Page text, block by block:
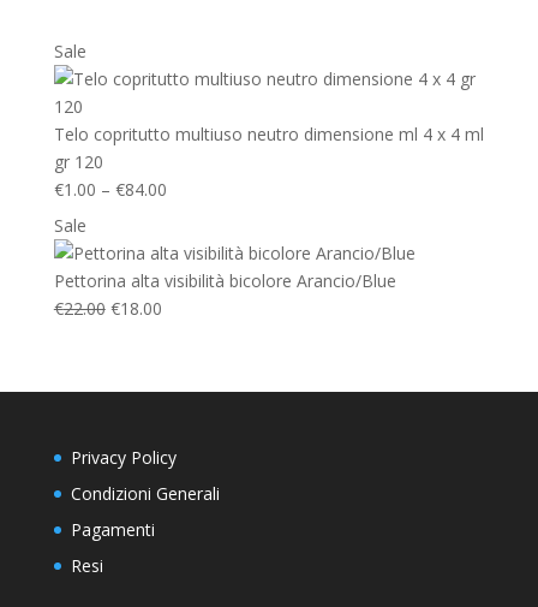
SaleProduct
on
Telo copritutto multiuso neutro dimensione ml 4 x 4 ml
gr 120
€1.00 – €84.00
SaleProduct
on
sale
Pettorina alta visibilità bicolore Arancio/Blue
€22.00 €18.00
Privacy Policy
Condizioni Generali
Pagamenti
Resi